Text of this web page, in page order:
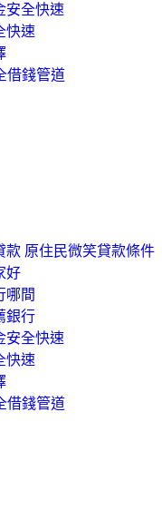
安全快速
快速
借錢管道
款 原住民微笑貸款條件
好
哪間
銀行
安全快速
快速
借錢管道